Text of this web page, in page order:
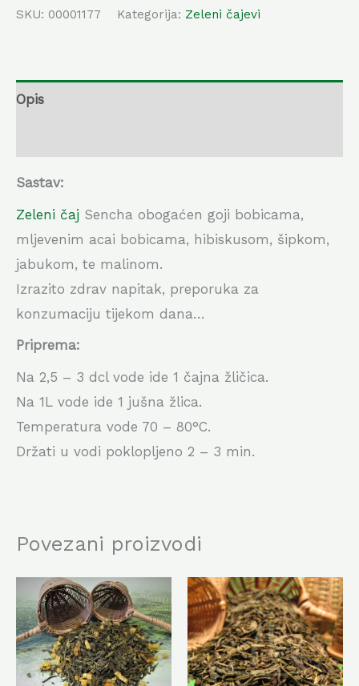
SKU: 00001177 Kategorija: Zeleni čajevi
Opis
Sastav:
Zeleni čaj Sencha obogaćen goji bobicama,
mljevenim acai bobicama, hibiskusom, šipkom,
jabukom, te malinom.
Izrazito zdrav napitak, preporuka za
konzumaciju tijekom dana…
Priprema:
Na 2,5 – 3 dcl vode ide 1 čajna žličica.
Na 1L vode ide 1 jušna žlica.
Temperatura vode 70 – 80°C.
Držati u vodi poklopljeno 2 – 3 min.
Povezani proizvodi
proizvod
ima
više
Ovaj
ima
više